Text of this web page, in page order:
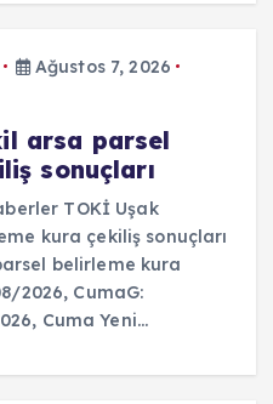
Ağustos 7, 2026
arsa parsel
sonuçları
TOKİ Uşak
kura çekiliş sonuçları
belirleme kura
2026, CumaG:
Cuma Yeni…